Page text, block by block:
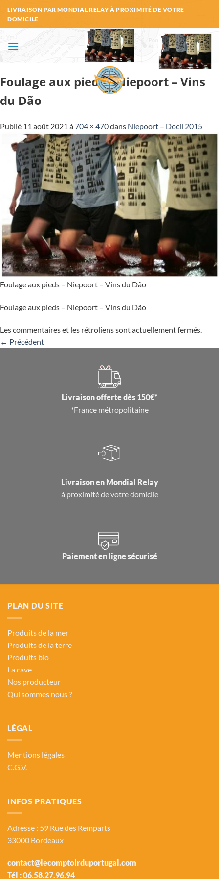
Passer
au
contenu
LIVRAISON PAR MONDIAL RELAY À PROXIMITÉ DE VOTRE
DOMICILE
Foulage aux pieds – Niepoort – Vins
du Dão
Publié 11 août 2021 à704 × 470dans Niepoort – Docil 2015
Foulage aux pieds – Niepoort – Vins du Dão
Foulage aux pieds – Niepoort – Vins du Dão
Les commentaires et les rétroliens sont actuellement fermés.
← Précédent
Livraison offerte dès 150€*
*France métropolitaine
Livraison en Mondial Relay
à proximité de votre domicile
Paiement en ligne sécurisé
PLAN DU SITE
Produits de la mer
Produits de la terre
Produits bio
La cave
Nos producteur
Qui sommes nous ?
LÉGAL
Mentions légales
C.G.V.
INFOS PRATIQUES
Adresse : 59 Rue des Remparts
33000 Bordeaux
contact@lecomptoirduportugal.com
Tél :06.58.27.96.94